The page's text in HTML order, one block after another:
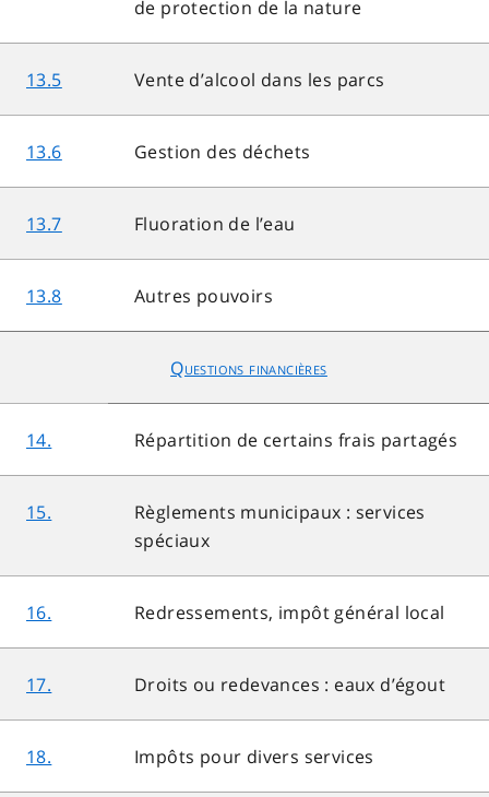
de protection de la nature
13.5 Vente d’alcool dans les parcs
13.6 Gestion des déchets
13.7 Fluoration de l’eau
13.8 Autres pouvoirs
Questions financières
14. Répartition de certains frais partagés
15.
Règlements municipaux : services
spéciaux
16. Redressements, impôt général local
17. Droits ou redevances : eaux d’égout
18. Impôts pour divers services